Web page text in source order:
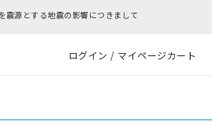
る地震の影響につきまして
ログイン / マイページカート